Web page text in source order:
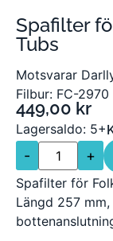
Spafilter
Tubs
Motsvarar
Filbur: FC-2970
449,00 kr
Lagersaldo: 5+
- +
Spafilter för
Längd 257